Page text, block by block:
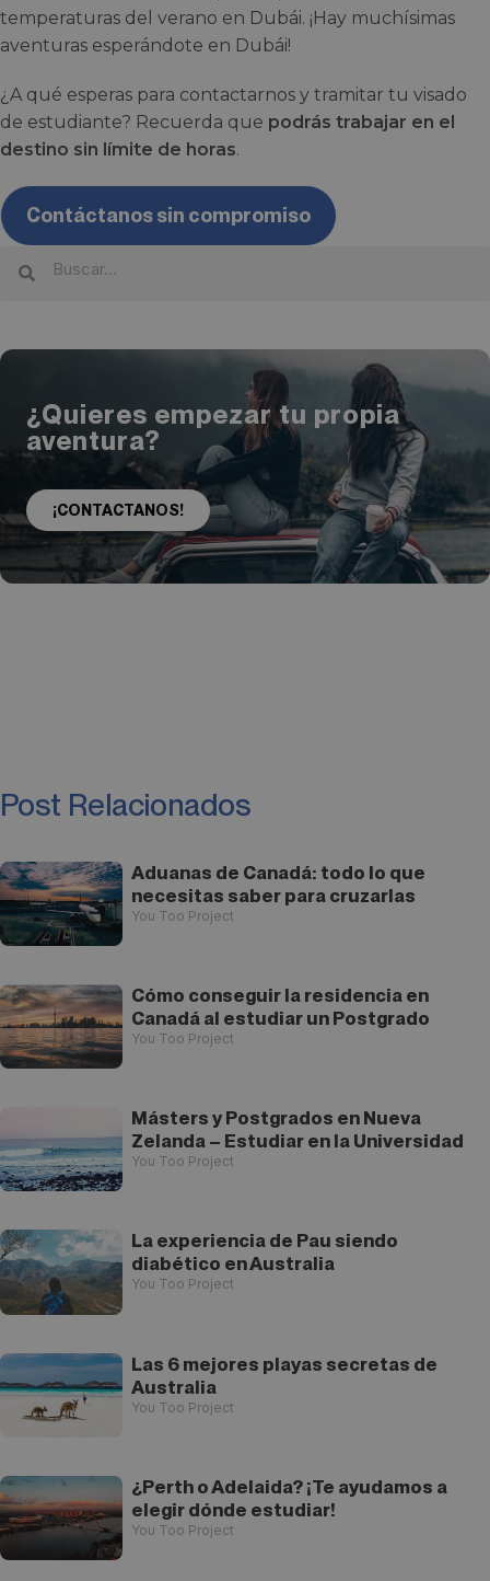
temperaturas del verano en Dubái. ¡Hay muchísimas
aventuras esperándote en Dubái!
¿A qué esperas para contactarnos y tramitar tu visado
de estudiante? Recuerda que podrás trabajar en el
destino sin límite de horas.
Contáctanos sin compromiso
¿Quieres empezar tu propia
aventura?
¡CONTACTANOS!
Post Relacionados
Aduanas de Canadá: todo lo que
necesitas saber para cruzarlas
You Too Project
Cómo conseguir la residencia en
Canadá al estudiar un Postgrado
You Too Project
Másters y Postgrados en Nueva
Zelanda – Estudiar en la Universidad
You Too Project
La experiencia de Pau siendo
diabético en Australia
You Too Project
Las 6 mejores playas secretas de
Australia
You Too Project
¿Perth o Adelaida? ¡Te ayudamos a
elegir dónde estudiar!
You Too Project